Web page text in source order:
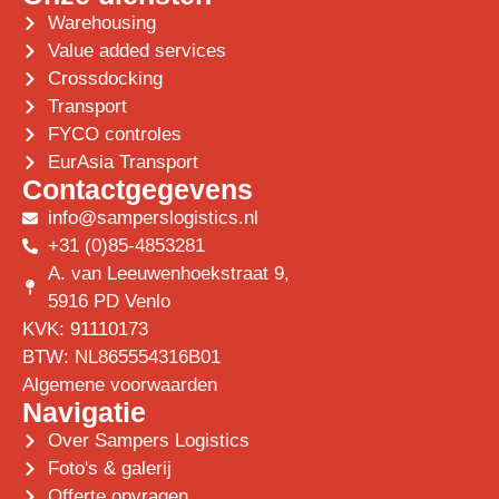
Warehousing
Value added services
Crossdocking
Transport
FYCO controles
EurAsia Transport
Contactgegevens
info@samperslogistics.nl
+31 (0)85-4853281
A. van Leeuwenhoekstraat 9,
5916 PD Venlo
KVK: 91110173
BTW: NL865554316B01
Algemene voorwaarden
Navigatie
Over Sampers Logistics
Foto's & galerij